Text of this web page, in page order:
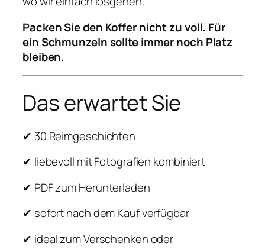
Packen Sie den Koffer nicht zu voll. Für
ein Schmunzeln sollte immer noch Platz
bleiben.
Das erwartet Sie
✔ 30 Reimgeschichten
✔ liebevoll mit Fotografien kombiniert
✔ PDF zum Herunterladen
✔ sofort nach dem Kauf verfügbar
✔ ideal zum Verschenken oder